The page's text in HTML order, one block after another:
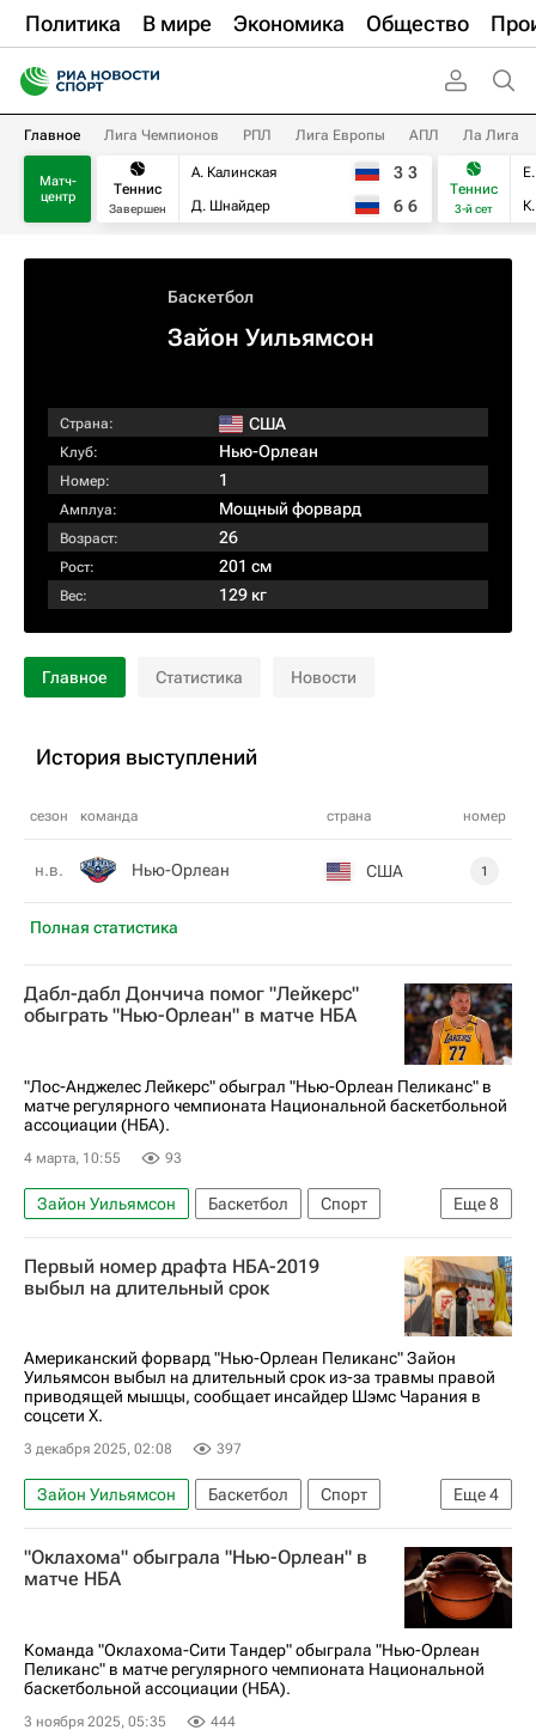
Политика В мире Экономика Общество
Главное Лига Чемпионов РПЛ Лига Европы АПЛ Ла Лига
Матч-
центр
Теннис
Завершен
А. Калинская
Д. Шнайдер
3 3
6 6
Теннис
3-й сет
Баскетбол
Зайон Уильямсон
Страна: США
Клуб: Нью-Орлеан
Номер: 1
Амплуа: Мощный форвард
Возраст: 26
Рост: 201 см
Вес: 129 кг
Главное Статистика Новости
История выступлений
сезон команда страна номер
Полная статистика
н.в. Нью-Орлеан США 1
Дабл-дабл Дончича помог "Лейкерс"
обыграть "Нью-Орлеан" в матче НБА
"Лос-Анджелес Лейкерс" обыграл "Нью-Орлеан Пеликанс" в
матче регулярного чемпионата Национальной баскетбольной
ассоциации (НБА).
4 марта, 10:55 93
Еще8
Зайон Уильямсон Баскетбол
Спорт
Лос-Анджелес
Лука Дончич
Егор Демин
Лос-Анджелес Лейкерс
Бруклин Нетс
Анонсы и трансляции матчей
НБА
Первый номер драфта НБА-2019
выбыл на длительный срок
Американский форвард "Нью-Орлеан Пеликанс" Зайон
Уильямсон выбыл на длительный срок из-за травмы правой
приводящей мышцы, сообщает инсайдер Шэмс Чарания в
соцсети Х.
3 декабря 2025, 02:08 397
Еще4
Зайон Уильямсон Баскетбол
Спорт
Нью-Орлеан Пеликанс
Голден Стэйт Уорриорз
"Оклахома" обыграла "Нью-Орлеан" в
матче НБА
Команда "Оклахома-Сити Тандер" обыграла "Нью-Орлеан
Пеликанс" в матче регулярного чемпионата Национальной
баскетбольной ассоциации (НБА).
3 ноября 2025, 05:35 444